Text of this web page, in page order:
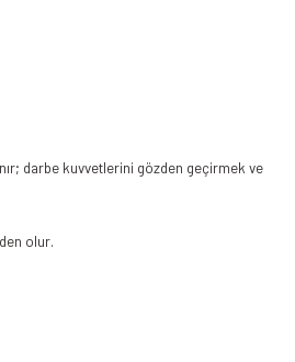
darbe kuvvetlerini gözden geçirmek ve
olur.